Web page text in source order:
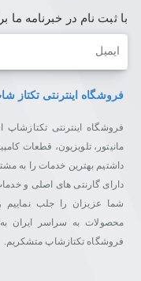
با ثبت نام در خبرنامه ما
ایمیل
فروشگاه اینترنتی تکتاز
مانیتور، تلویزیون، قطعات
داشتیم بهترین خدمات را به
دارای گارنتی های اصلی و
شما عزیزان را جلب
محصولات به سراسر ایران
فروشگاه تکتازشاپ متشکریم.